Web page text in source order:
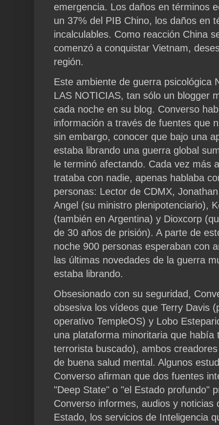
emergencia. Los daños en términos
un 37% del PIB Chino, los daños en
incalculables. Como reacción China
comenzó a conquistar Vietnam,
región.
Este ambiente de guerra psicológica
LAS NOTICIAS, tan sólo un blogger
cada noche en su blog. Converso
información a través de fuentes que
sin embargo, conocer que bajo una
estaba librando una guerra global
le terminó afectando. Cada vez más
trataba con nadie, apenas hablaba
personas: Lector de CDMX,
Angel (su ministro plenipotenciario),
(también en Argentina) y Dioxcorp
de 30 años de prisión). A parte de
noche 900 personas esperaban con
las últimas novedades de la guerra
estaba librando.
Obsesionado con su seguridad,
obsesiva los vídeos que Terry Davis
operativo TempleOS) y Lobo
una plataforma minoritaria que había
terrorista buscado), ambos
de buena salud mental. Algunos
Converso afirman que dos fuentes
"Deep State" o "el Estado profundo"
Converso informes, audios y noticias
Estado, los servicios de Inteligencia